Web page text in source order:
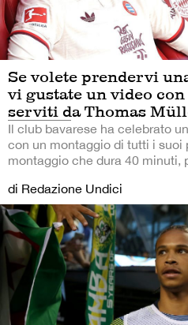
Se volete prendervi
vi gustate un video
serviti da Thomas
Il club bavarese ha celebrato
con un montaggio di tutti i suoi
montaggio che dura 40 minuti,
di Redazione Undici